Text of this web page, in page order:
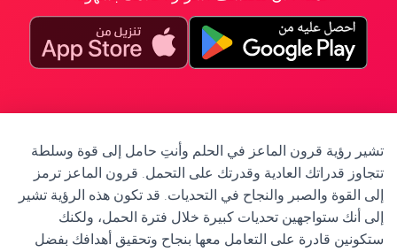
تشير رؤية قرون الماعز في الحلم وأنتِ حامل إلى قوة وسلطة
تتجاوز قدراتك العادية وقدرتك على التحمل. قرون الماعز ترمز
إلى القوة والصبر والنجاح في التحديات. قد تكون هذه الرؤية تشير
إلى أنك ستواجهين تحديات كبيرة خلال فترة الحمل، ولكنك
ستكونين قادرة على التعامل معها بنجاح وتحقيق أهدافك بفضل